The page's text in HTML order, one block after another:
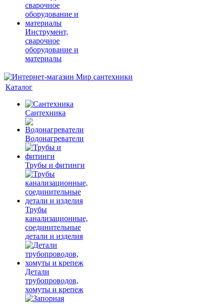
Инструмент,
сварочное
оборудование и
материалы
Каталог
Сантехника
Водонагреватели
Трубы и фитинги
Трубы
канализационные,
соединительные
детали и изделия
Детали
трубопроводов,
хомуты и крепеж